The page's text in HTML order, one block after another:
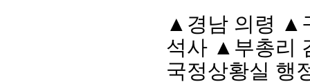
▲경남 의령 ▲
석사 ▲부총리
국정상황실 행